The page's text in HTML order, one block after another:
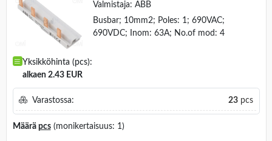
Valmistaja: ABB
Busbar; 10mm2; Poles: 1; 690VAC;
690VDC; Inom: 63A; No.of mod: 4
Yksikköhinta (pcs):
alkaen 2.43 EUR
Varastossa: 23pcs
Määrä pcs(monikertaisuus: 1)